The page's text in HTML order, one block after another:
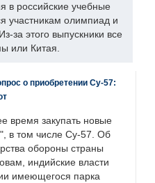
в российские учебные
участникам олимпиад и
за этого выпускники все
или Китая.
о приобретении Су-57:
время закупать новые
в том числе Су-57. Об
обороны страны
индийские власти
имеющегося парка